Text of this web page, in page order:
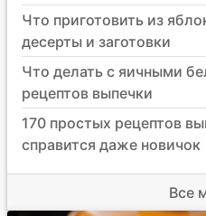
Что приготовить из
десерты и заготовки
Что делать с яичными
рецептов выпечки
170 простых рецептов
справится даже новичок
Все